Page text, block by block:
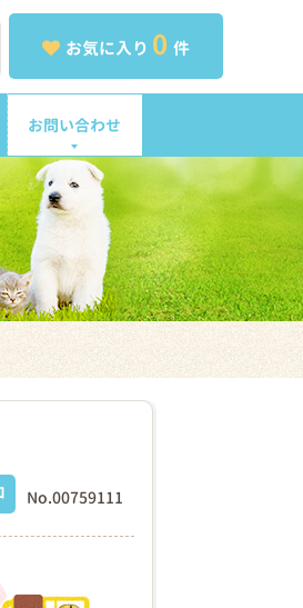
お気に入り 0 件
お問い合わせ
No.00759111